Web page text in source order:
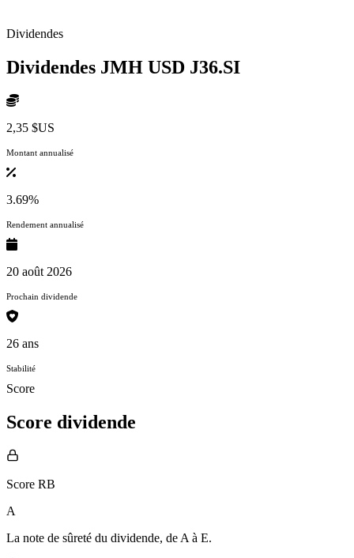
Dividendes
Dividendes JMH USD J36.SI
2,35 $US
Montant annualisé
3.69%
Rendement annualisé
20 août 2026
Prochain dividende
26 ans
Stabilité
Score
Score dividende
Score RB
A
La note de sûreté du dividende, de A à E.